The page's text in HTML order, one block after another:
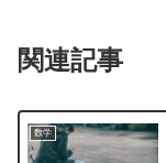
関連記事
数学